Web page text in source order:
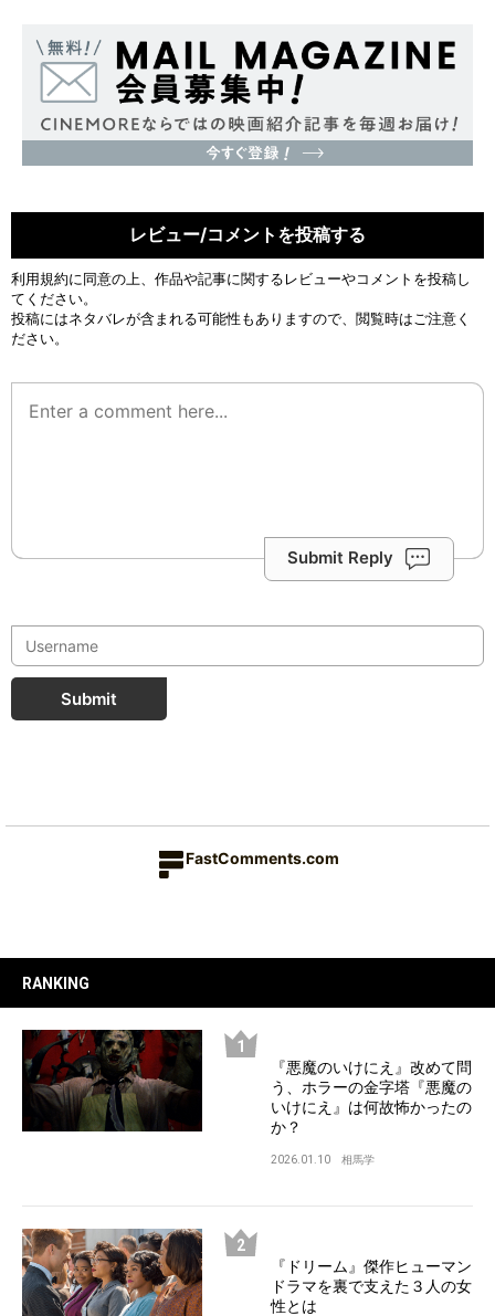
レビュー/コメントを投稿する
利用規約に同意の上、作品や記事に関するレビューやコメントを投稿し
てください。
投稿にはネタバレが含まれる可能性もありますので、閲覧時はご注意く
ださい。
Submit Reply
Submit
FastComments.com
RANKING
『悪魔のいけにえ』改めて問
う、ホラーの金字塔『悪魔の
いけにえ』は何故怖かったの
か？
2026.01.10 相馬学
『ドリーム』傑作ヒューマン
ドラマを裏で支えた３人の女
性とは